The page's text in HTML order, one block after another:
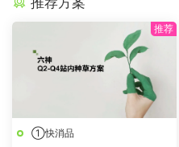
①快消品